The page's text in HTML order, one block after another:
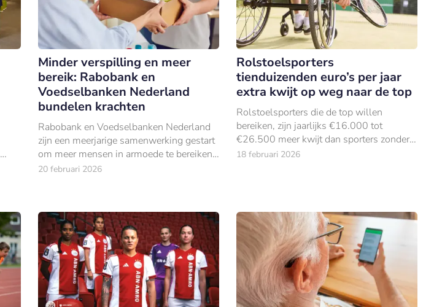
Minder verspilling en meer
bereik: Rabobank en
Voedselbanken Nederland
bundelen krachten
Rabobank en Voedselbanken Nederland
zijn een meerjarige samenwerking gestart
om meer mensen in armoede te bereiken
met voedselhulp én om
20 februari 2026
Rolstoelsporters
tienduizenden euro’s per jaar
extra kwijt op weg naar de top
Rolstoelsporters die de top willen
bereiken, zijn jaarlijks €16.000 tot
€26.500 meer kwijt dan sporters zonder
lichamelijke beperking. Dat blijkt uit
18 februari 2026